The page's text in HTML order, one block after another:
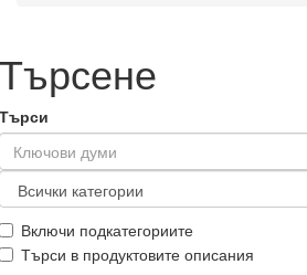
Търсене
Търси
Включи подкатегориите
Търси в продуктовите описания